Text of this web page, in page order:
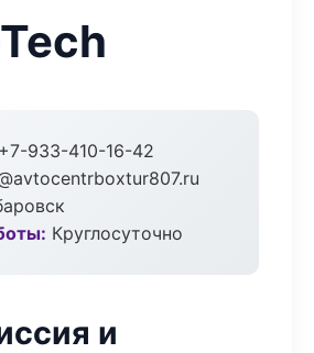
+7-933-410-16-42
Круглосуточно
и